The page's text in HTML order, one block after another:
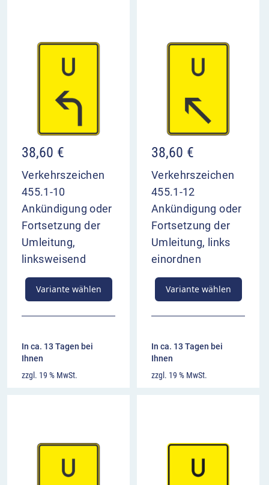
38,60 €
Verkehrszeichen
455.1-10
Ankündigung oder
Fortsetzung der
Umleitung,
linksweisend
Variante wählen
In ca. 13 Tagen bei
Ihnen
zzgl. 19 % MwSt.
38,60 €
Verkehrszeichen
455.1-12
Ankündigung oder
Fortsetzung der
Umleitung, links
einordnen
Variante wählen
In ca. 13 Tagen bei
Ihnen
zzgl. 19 % MwSt.